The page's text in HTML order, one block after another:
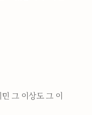
그 이상도 그 이